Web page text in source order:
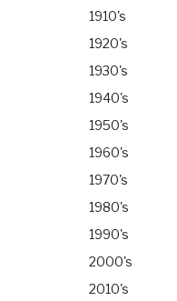
1910's
1920's
1930's
1940's
1950's
1960's
1970's
1980's
1990's
2000's
2010's